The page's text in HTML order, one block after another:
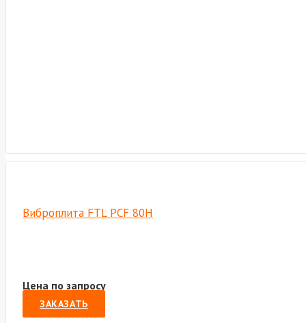
Виброплита FTL PCF 80H
Цена по запросу
ЗАКАЗАТЬ